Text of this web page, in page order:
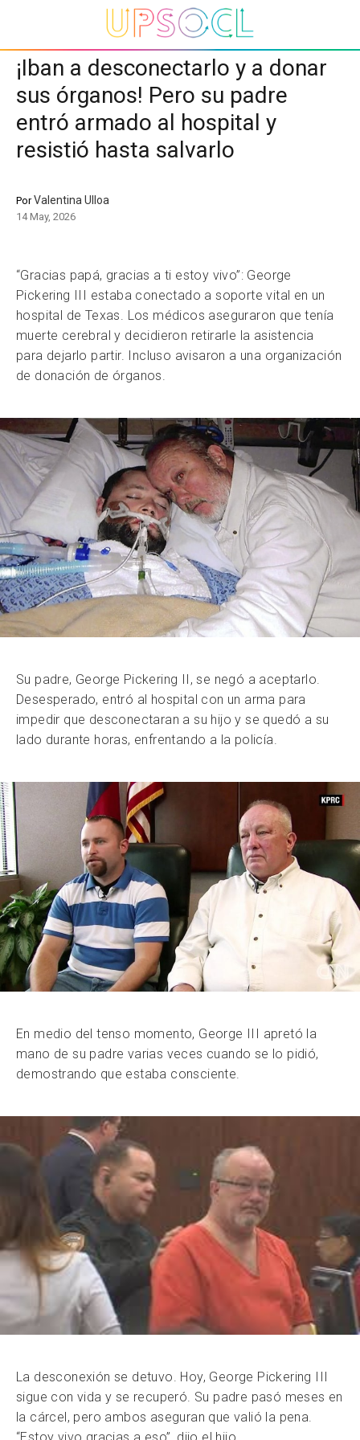
¡Iban a desconectarlo y a donar
sus órganos! Pero su padre
entró armado al hospital y
resistió hasta salvarlo
PorValentina Ulloa
14 May, 2026
“Gracias papá, gracias a ti estoy vivo”: George
Pickering III estaba conectado a soporte vital en un
hospital de Texas. Los médicos aseguraron que tenía
muerte cerebral y decidieron retirarle la asistencia
para dejarlo partir. Incluso avisaron a una organización
de donación de órganos.
Su padre, George Pickering II, se negó a aceptarlo.
Desesperado, entró al hospital con un arma para
impedir que desconectaran a su hijo y se quedó a su
lado durante horas, enfrentando a la policía.
En medio del tenso momento, George III apretó la
mano de su padre varias veces cuando se lo pidió,
demostrando que estaba consciente.
La desconexión se detuvo. Hoy, George Pickering III
sigue con vida y se recuperó. Su padre pasó meses en
la cárcel, pero ambos aseguran que valió la pena.